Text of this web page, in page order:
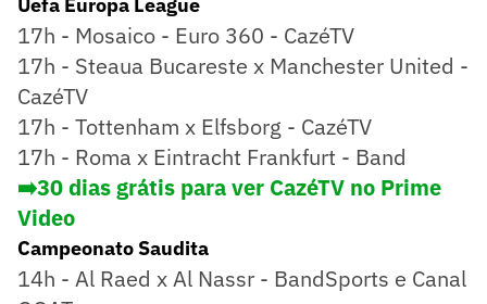
17h - Mosaico - Euro 360 - CazéTV
17h - Steaua Bucareste x Manchester United -
CazéTV
17h - Tottenham x Elfsborg - CazéTV
17h - Roma x Eintracht Frankfurt - Band
➡️30 dias grátis para ver CazéTV no Prime
Video
Campeonato Saudita
14h - Al Raed x Al Nassr - BandSports e Canal